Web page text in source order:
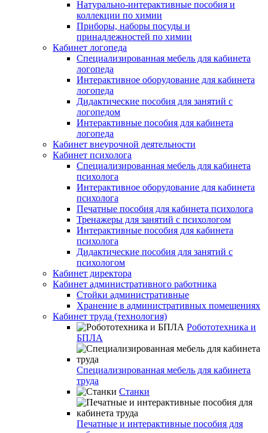
Натурально-интерактивные пособия и
коллекции по химии
Приборы, наборы посуды и
принадлежностей по химии
Кабинет логопеда
Специализированная мебель для кабинета
логопеда
Интерактивное оборудование для кабинета
логопеда
Дидактические пособия для занятий с
логопедом
Интерактивные пособия для кабинета
логопеда
Кабинет внеурочной деятельности
Кабинет психолога
Специализированная мебель для кабинета
психолога
Интерактивное оборудование для кабинета
психолога
Печатные пособия для кабинета психолога
Тренажеры для занятий с психологом
Интерактивные пособия для кабинета
психолога
Дидактические пособия для занятий с
психологом
Кабинет директора
Кабинет административного работника
Стойки административные
Хранение в административных помещениях
Кабинет труда (технология)
Робототехника и
БПЛА
Специализированная мебель для кабинета
труда
Станки
Печатные и интерактивные пособия для